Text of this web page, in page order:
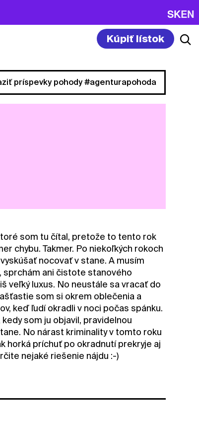
SKEN
Kúpiť lístok
príspevky pohody #agenturapohoda
som tu čítal, pretože to tento rok
chybu. Takmer. Po niekoľkých rokoch
nocovať v stane. A musím
sprchám ani čistote stanového
veľký luxus. No neustále sa vracať do
som si okrem oblečenia a
keď ľudí okradli v noci počas spánku.
som ju objavil, pravidelnou
No nárast kriminality v tomto roku
horká príchuť po okradnutí prekryje aj
nejaké riešenie nájdu :-)